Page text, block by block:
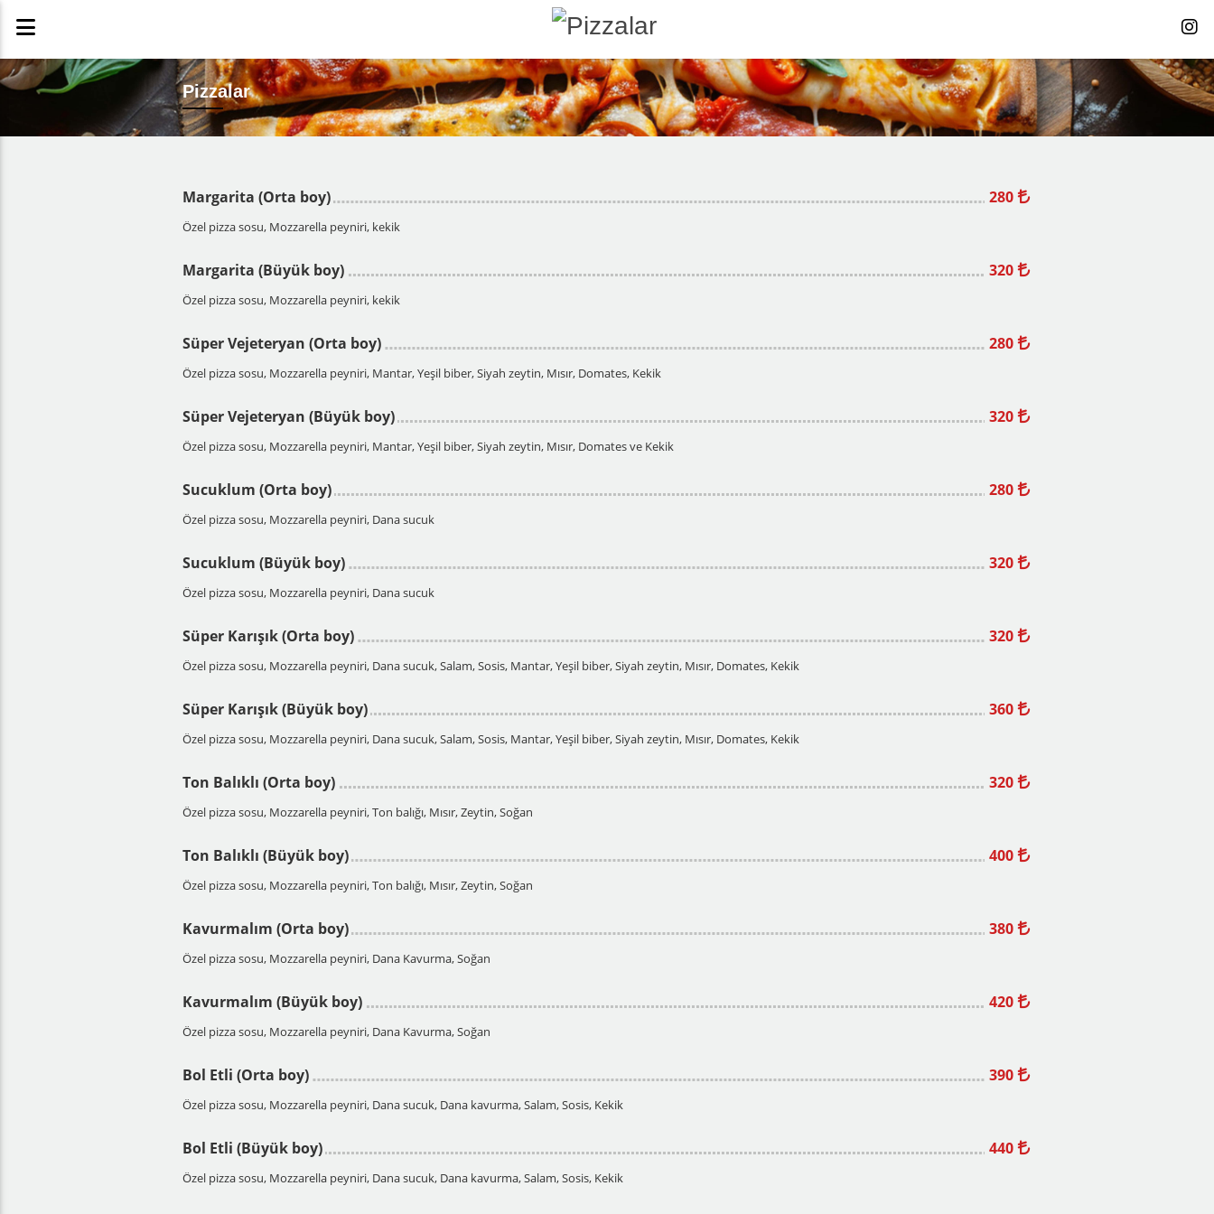
Pizzalar
Margarita (Orta boy) 280
Özel pizza sosu, Mozzarella peyniri, kekik
Margarita (Büyük boy) 320
Özel pizza sosu, Mozzarella peyniri, kekik
Süper Vejeteryan (Orta boy) 280
Özel pizza sosu, Mozzarella peyniri, Mantar, Yeşil biber, Siyah zeytin, Mısır, Domates, Kekik
Süper Vejeteryan (Büyük boy) 320
Özel pizza sosu, Mozzarella peyniri, Mantar, Yeşil biber, Siyah zeytin, Mısır, Domates ve Kekik
Sucuklum (Orta boy) 280
Özel pizza sosu, Mozzarella peyniri, Dana sucuk
Sucuklum (Büyük boy) 320
Özel pizza sosu, Mozzarella peyniri, Dana sucuk
Süper Karışık (Orta boy) 320
Özel pizza sosu, Mozzarella peyniri, Dana sucuk, Salam, Sosis, Mantar, Yeşil biber, Siyah zeytin, Mısır, Domates, Kekik
Süper Karışık (Büyük boy) 360
Özel pizza sosu, Mozzarella peyniri, Dana sucuk, Salam, Sosis, Mantar, Yeşil biber, Siyah zeytin, Mısır, Domates, Kekik
Ton Balıklı (Orta boy) 320
Özel pizza sosu, Mozzarella peyniri, Ton balığı, Mısır, Zeytin, Soğan
Ton Balıklı (Büyük boy) 400
Özel pizza sosu, Mozzarella peyniri, Ton balığı, Mısır, Zeytin, Soğan
Kavurmalım (Orta boy) 380
Özel pizza sosu, Mozzarella peyniri, Dana Kavurma, Soğan
Kavurmalım (Büyük boy) 420
Özel pizza sosu, Mozzarella peyniri, Dana Kavurma, Soğan
Bol Etli (Orta boy) 390
Özel pizza sosu, Mozzarella peyniri, Dana sucuk, Dana kavurma, Salam, Sosis, Kekik
Bol Etli (Büyük boy) 440
Özel pizza sosu, Mozzarella peyniri, Dana sucuk, Dana kavurma, Salam, Sosis, Kekik